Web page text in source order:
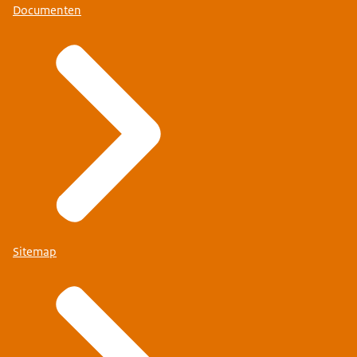
Documenten
Sitemap